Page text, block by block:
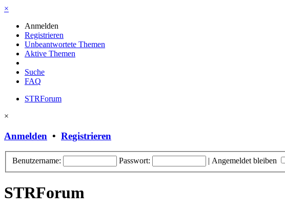
×
Anmelden
Registrieren
Unbeantwortete Themen
Aktive Themen
Suche
FAQ
STRForum
×
Anmelden • Registrieren
Benutzername: Passwort: | Angemeldet bleiben
STRForum